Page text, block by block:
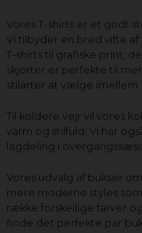
Vores T-shirts er et godt
Vi tilbyder en bred vifte
T-shirts til grafiske print,
skjorter er perfekte til
stilarter at vælge imellem.
Til koldere vejr vil vores
varm og stilfuld. Vi har
lagdeling i
Vores udvalg af bukser
mere moderne styles
række forskellige farver
finde det perfekte par